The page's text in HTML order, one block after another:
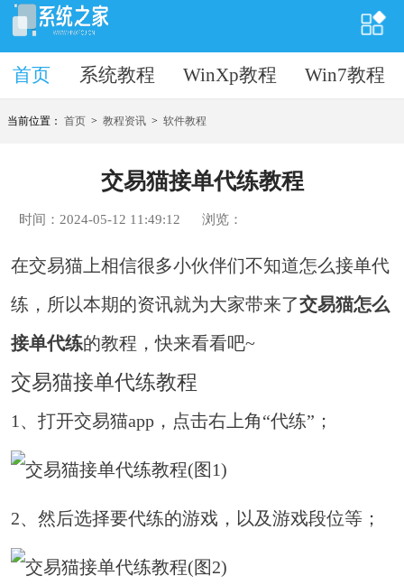
首页 系统教程 WinXp教程 Win7教程
首页
当前位置：首页 >教程资讯 >软件教程
交易猫接单代练教程
时间：2024-05-12 11:49:12 浏览：
在交易猫上相信很多小伙伴们不知道怎么接单代
练，所以本期的资讯就为大家带来了交易猫怎么
接单代练的教程，快来看看吧~
交易猫接单代练教程
1、打开交易猫app，点击右上角“代练”；
2、然后选择要代练的游戏，以及游戏段位等；